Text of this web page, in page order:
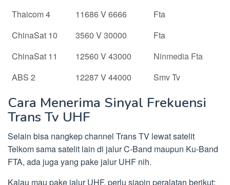
Thaicom 4
11686 V 6666
Fta
ChinaSat 10
3560 V 30000
Fta
ChinaSat 11
12560 V 43000
Ninmedia Fta
ABS 2
12287 V 44000 Smv Tv
Cara Menerima Sinyal Frekuensi
Trans Tv UHF
Selain bisa nangkep channel Trans TV lewat satelit
Telkom sama satelit lain di jalur C-Band maupun Ku-Band
FTA, ada juga yang pake jalur UHF nih.
Kalau mau pake jalur UHF, perlu siapin peralatan berikut: